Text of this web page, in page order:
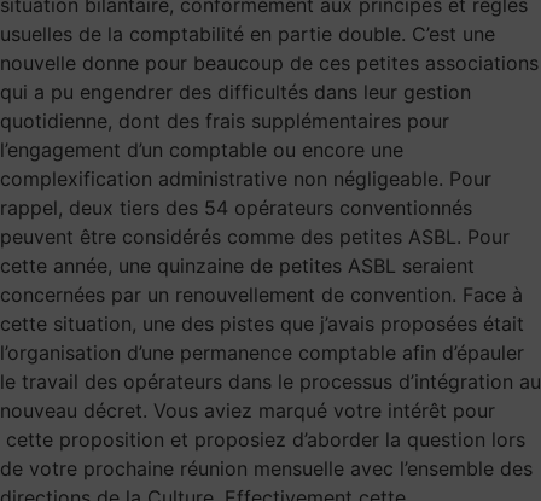
usuelles de la comptabilité en partie double. C’est une
nouvelle donne pour beaucoup de ces petites associations
qui a pu engendrer des difficultés dans leur gestion
quotidienne, dont des frais supplémentaires pour
l’engagement d’un comptable ou encore une
complexification administrative non négligeable. Pour
rappel, deux tiers des 54 opérateurs conventionnés
peuvent être considérés comme des petites ASBL. Pour
cette année, une quinzaine de petites ASBL seraient
concernées par un renouvellement de convention. Face à
cette situation, une des pistes que j’avais proposées était
l’organisation d’une permanence comptable afin d’épauler
le travail des opérateurs dans le processus d’intégration au
nouveau décret. Vous aviez marqué votre intérêt pour
cette proposition et proposiez d’aborder la question lors
de votre prochaine réunion mensuelle avec l’ensemble des